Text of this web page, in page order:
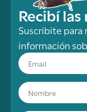
Recibí
Suscribite para
información